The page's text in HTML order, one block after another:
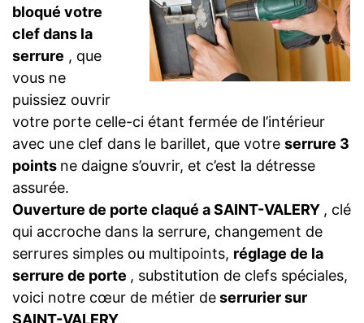
bloqué votre
clef dans la
serrure , que
vous ne
puissiez ouvrir
votre porte celle-ci étant fermée de l’intérieur
avec une clef dans le barillet, que votre serrure 3
points ne daigne s’ouvrir, et c’est la détresse
assurée.
Ouverture de porte claqué a SAINT-VALERY , clé
qui accroche dans la serrure, changement de
serrures simples ou multipoints, réglage de la
serrure de porte , substitution de clefs spéciales,
voici notre cœur de métier deserrurier sur
SAINT-VALERY .